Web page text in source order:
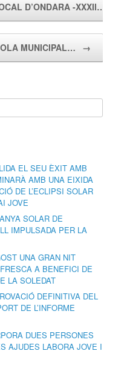
D’ONDARA -XXXII…
MUNICIPAL… →
EL SEU ÈXIT AMB
AMB UNA EIXIDA
DE L’ECLIPSI SOLAR
JOVE
SOLAR DE
IMPULSADA PER LA
UNA GRAN NIT
A BENEFICI DE
LA SOLEDAT
DEFINITIVA DEL
DE L’INFORME
DUES PERSONES
AJUDES LABORA JOVE I